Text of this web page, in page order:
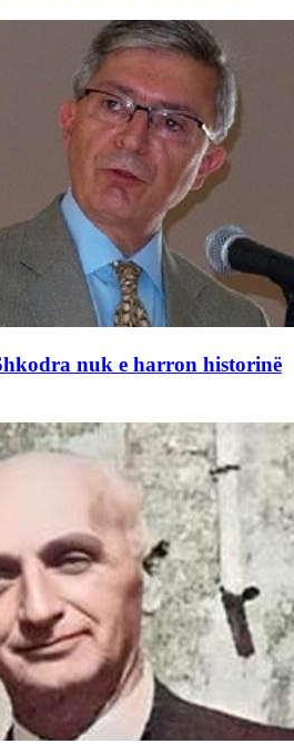
nuk e harron historinë